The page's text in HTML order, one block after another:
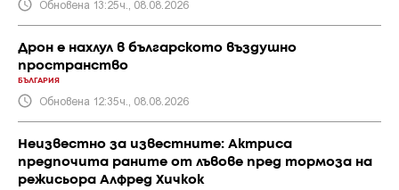
Обновена 13:25ч., 08.08.2026
Дрон е нахлул в българското въздушно
пространство
БЪЛГАРИЯ
Обновена 12:35ч., 08.08.2026
Неизвестно за известните: Актриса
предпочита раните от лъвове пред тормоза на
режисьора Алфред Хичкок